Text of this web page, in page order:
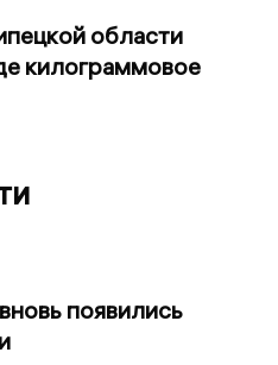
области
килограммовое
появились